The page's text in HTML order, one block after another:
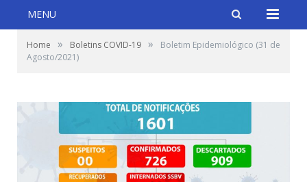
MENU
Home » Boletins COVID-19 »
Boletim Epidemiológico (31 de
Agosto/2021)